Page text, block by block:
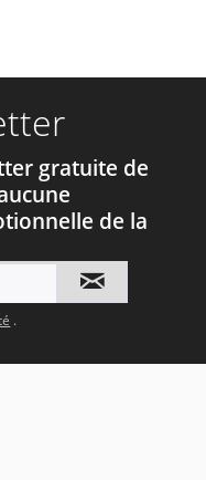
gratuite de
de la
.